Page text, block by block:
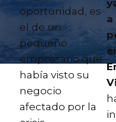
oportunidad, es
el de un
pequeño
empresario que
había visto su
negocio
afectado por la
a